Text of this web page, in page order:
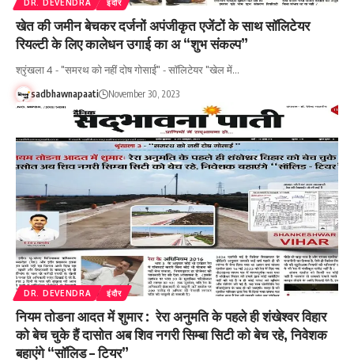
DR. DEVENDRA इंदौर
खेत की जमीन बेचकर दर्जनों अपंजीकृत एजेंटों के साथ सॉलिटेयर
रियल्टी के लिए कालेधन उगाई का अ “शुभ संकल्प”
श्रृंखला 4 - "समरथ को नहीं दोष गोसाईं" - सॉलिटेयर "खेल में…
sadbhawnapaati November 30, 2023
DR. DEVENDRA इंदौर
नियम तोडना आदत में शुमार : रेरा अनुमति के पहले ही शंखेश्वर विहार
को बेच चुके हैं दासोत अब शिव नगरी सिम्बा सिटी को बेच रहे, निवेशक
बहाएंगे “सॉलिड – टियर”